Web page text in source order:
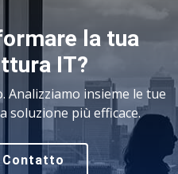
la tua
IT?
Analizziamo insieme le tue
soluzione più efficace.
Contatto